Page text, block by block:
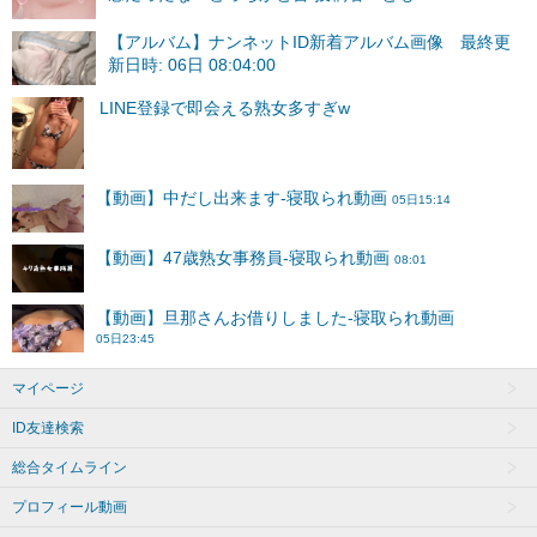
【アルバム】ナンネットID新着アルバム画像 最終更
新日時: 06日 08:04:00
マイページ
ID友達検索
総合タイムライン
プロフィール動画